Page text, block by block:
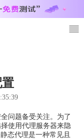
问题备受关注。为了
使用代理服务器来隐
态代理是一种常见且